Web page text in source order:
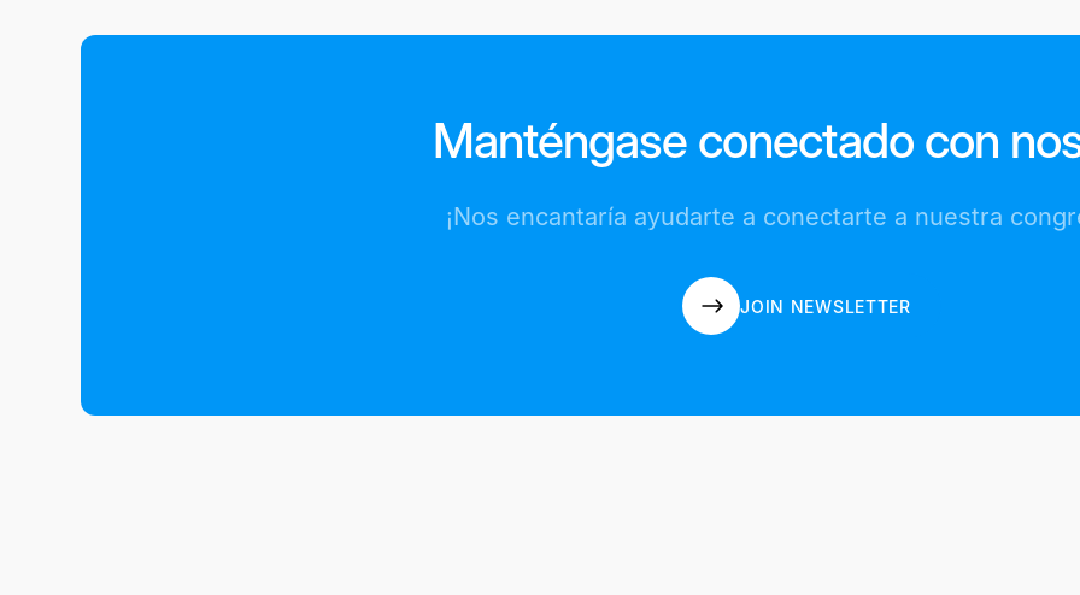
Manténgase conectado con
¡Nos encantaría ayudarte a conectarte a nuestra
JOIN NEWSLETTER